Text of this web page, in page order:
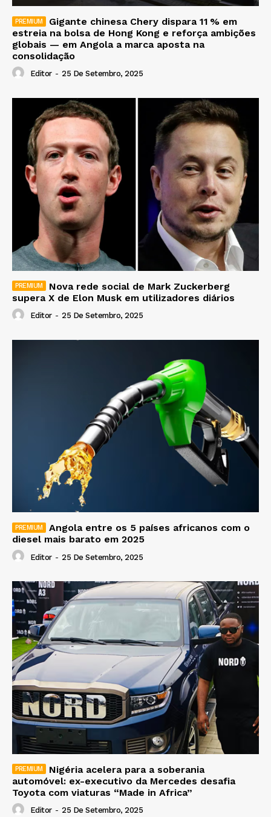
Gigante chinesa Chery dispara 11 % em
estreia na bolsa de Hong Kong e reforça ambições
globais — em Angola a marca aposta na
consolidação
Editor - 25 De Setembro, 2025
Nova rede social de Mark Zuckerberg
supera X de Elon Musk em utilizadores diários
Editor - 25 De Setembro, 2025
Angola entre os 5 países africanos com o
diesel mais barato em 2025
Editor - 25 De Setembro, 2025
Nigéria acelera para a soberania
automóvel: ex-executivo da Mercedes desafia
Toyota com viaturas “Made in Africa”
Editor - 25 De Setembro, 2025